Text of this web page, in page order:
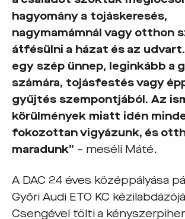
hagyomány a tojáskeresés,
nagymamámnál vagy otthon
átfésülni a házat és az
egy szép ünnep, leginkább a
számára, tojásfestés vagy
gyűjtés szempontjából. Az
körülmények miatt idén
fokozottan vigyázunk, és
maradunk” – meséli Máté.
A DAC 24 éves középpályása
Győri Audi ETO KC
Csengével tölti a